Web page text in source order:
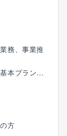
務、事業推
本プラン作
ティブな
管理がしや
が可能な
方